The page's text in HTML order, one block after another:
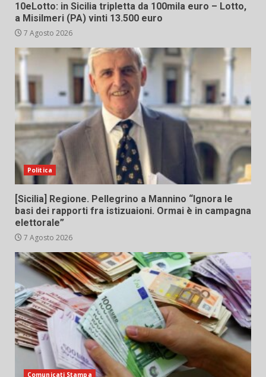
10eLotto: in Sicilia tripletta da 100mila euro – Lotto,
a Misilmeri (PA) vinti 13.500 euro
7 Agosto 2026
Politica
[Sicilia] Regione. Pellegrino a Mannino “Ignora le
basi dei rapporti fra istizuaioni. Ormai è in campagna
elettorale”
7 Agosto 2026
Comunicati Stampa